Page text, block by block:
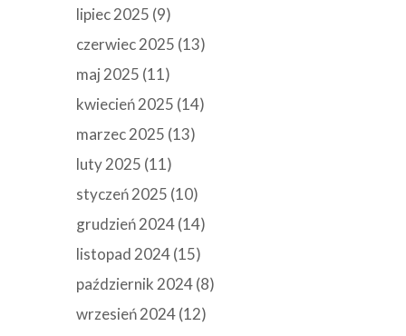
lipiec 2025 (9)
czerwiec 2025 (13)
maj 2025 (11)
kwiecień 2025 (14)
marzec 2025 (13)
luty 2025 (11)
styczeń 2025 (10)
grudzień 2024(14)
listopad 2024(15)
październik 2024(8)
wrzesień 2024(12)